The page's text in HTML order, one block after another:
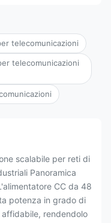
telecomunicazioni
telecomunicazioni
scalabile per reti di
Panoramica
CC da 48
potenza in grado di
rendendolo